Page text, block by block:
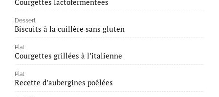
Courgettes lactofermentées
Dessert
Biscuits à la cuillère sans gluten
Plat
Courgettes grillées à l’italienne
Plat
Recette d’aubergines poêlées